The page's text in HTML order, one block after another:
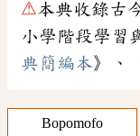
⚠本典收錄古
小學階段學習
典簡編本》、
Bopomofo